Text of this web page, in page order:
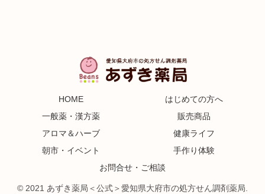
HOME
はじめての方へ
一般薬・漢方薬
販売商品
アロマ＆ハーブ
健康ライフ
朝市・イベント
手作り体験
お問合せ・ご相談
© 2021 あずき薬局＜公式＞愛知県大府市の処方せん調剤薬局.